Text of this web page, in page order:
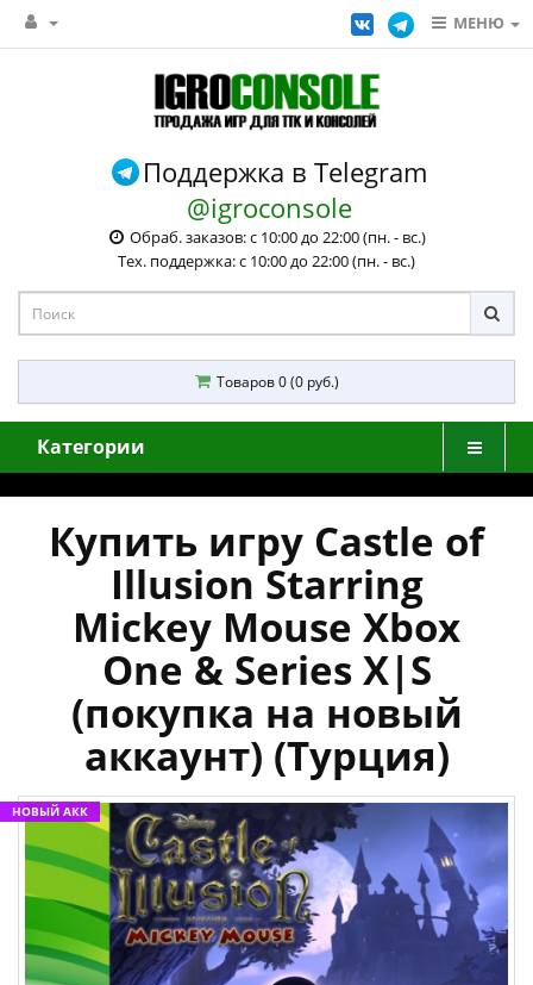
МЕНЮ
Поддержка в Telegram
@igroconsole
Обраб. заказов: с 10:00 до 22:00 (пн. - вс.)
Тех. поддержка: с 10:00 до 22:00 (пн. - вс.)
Товаров 0 (0 руб.)
Категории
Купить игру Castle of
Illusion Starring
Mickey Mouse Xbox
One & Series X|S
(покупка на новый
аккаунт) (Турция)
НОВЫЙ АКК